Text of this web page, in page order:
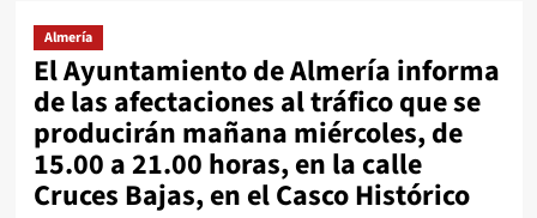
Almería
El Ayuntamiento de Almería informa
de las afectaciones al tráfico que se
producirán mañana miércoles, de
15.00 a 21.00 horas, en la calle
Cruces Bajas, en el Casco Histórico